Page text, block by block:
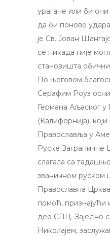
урагане или би
да би поново
је Св. Јован
се никада није
становишта
По његовом
Серафим Роуз
Германа Аљаског у
(Калифорнија),
Православља у
Руске Заграничне
слагала са
званичном руском
Православна
помоћ, признајући
део СПЦ. Заједно
Николајем,